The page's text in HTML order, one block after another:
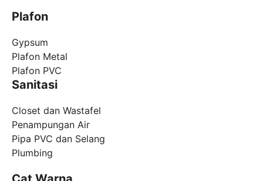
Plafon
Gypsum
Plafon Metal
Plafon PVC
Sanitasi
Closet dan Wastafel
Penampungan Air
Pipa PVC dan Selang
Plumbing